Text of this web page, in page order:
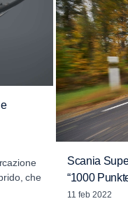
che
Scania
“1000
11 feb 2022